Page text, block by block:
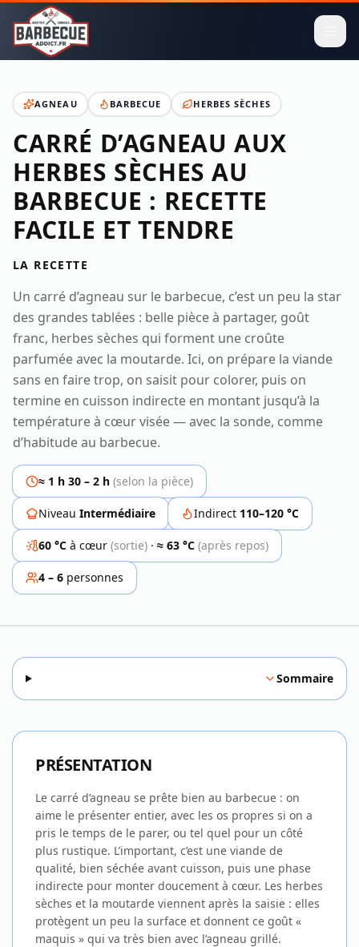
AGNEAU BARBECUE HERBES SÈCHES
CARRÉ D’AGNEAU AUX
HERBES SÈCHES AU
BARBECUE : RECETTE
FACILE ET TENDRE
LA RECETTE
Un carré d’agneau sur le barbecue, c’est un peu la star
des grandes tablées : belle pièce à partager, goût
franc, herbes sèches qui forment une croûte
parfumée avec la moutarde. Ici, on prépare la viande
sans en faire trop, on saisit pour colorer, puis on
termine en cuisson indirecte en montant jusqu’à la
température à cœur visée — avec la sonde, comme
d’habitude au barbecue.
≈ 1 h 30 – 2 h (selon la pièce)
Niveau Intermédiaire Indirect 110–120 °C
60 °C à cœur (sortie) · ≈ 63 °C (après repos)
4 – 6 personnes
Sommaire
PRÉSENTATION
Le carré d’agneau se prête bien au barbecue : on
aime le présenter entier, avec les os propres si on a
pris le temps de le parer, ou tel quel pour un côté
plus rustique. L’important, c’est une viande de
qualité, bien séchée avant cuisson, puis une phase
indirecte pour monter doucement à cœur. Les herbes
sèches et la moutarde viennent après la saisie : elles
protègent un peu la surface et donnent ce goût «
maquis » qui va très bien avec l’agneau grillé.